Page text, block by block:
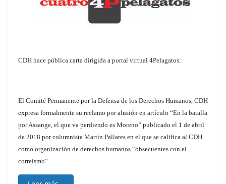
CDH hace pública carta dirigida a portal virtual 4Pelagatos:
El Comité Permanente por la Defensa de los Derechos Humanos, CDH
expresa formalmente su reclamo por alusión en artículo “En la batalla
por Assange, el que va perdiendo es Moreno” publicado el 1 de abril
de 2018 por columnista Martín Pallares en el que se califica al CDH
como organización de derechos humanos “obsecuentes con el
correísmo”.